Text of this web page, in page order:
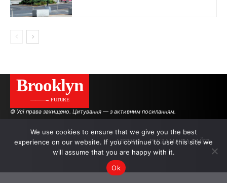
Brooklyn
———→ FUTURE
© Усі права захищено. Цитування — з активним посиланням.
АВТОРИ РЕКЛАМА НА САЙТІ
We use cookies to ensure that we give you the best
experience on our website. If you continue to use this site we
will assume that you are happy with it.
Ok